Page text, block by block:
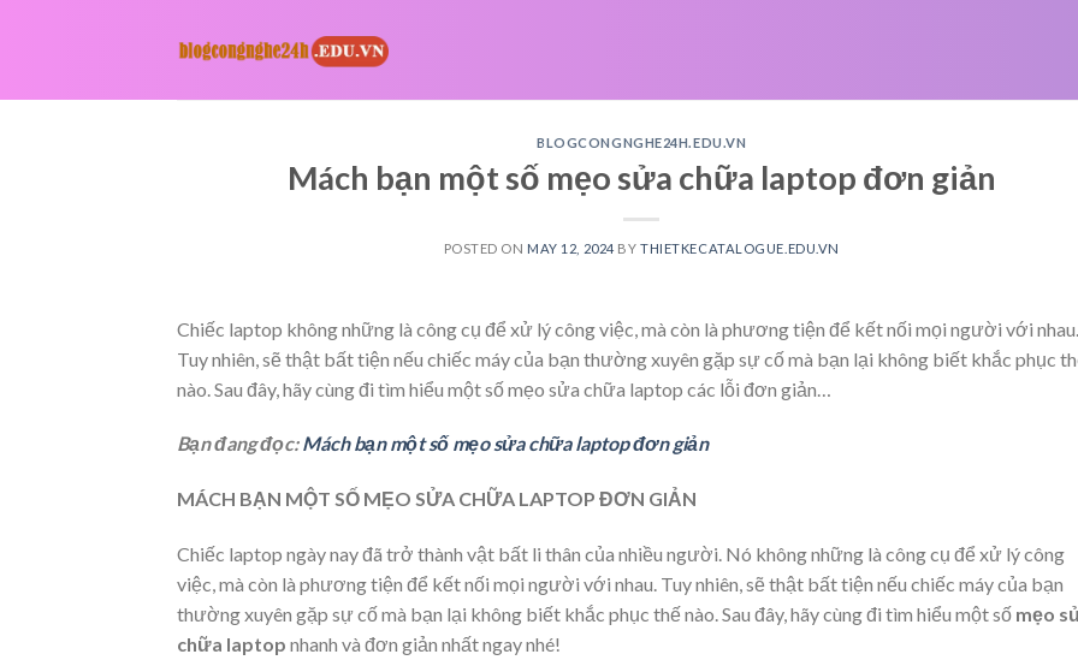
BLOGCONGNGHE24H.EDU.VN
Mách bạn một số mẹo sửa chữa laptop đơn giản
POSTED ON MAY 12, 2024 BYTHIETKECATALOGUE.EDU.VN
Chiếc laptop không những là công cụ để xử lý công việc, mà còn là phương tiện để kết nối mọi người với nhau.
Tuy nhiên, sẽ thật bất tiện nếu chiếc máy của bạn thường xuyên gặp sự cố mà bạn lại không biết khắc phục
nào. Sau đây, hãy cùng đi tìm hiểu một số mẹo sửa chữa laptop các lỗi đơn giản…
Bạn đang đọc:Mách bạn một số mẹo sửa chữa laptop đơn giản
MÁCH BẠN MỘT SỐ MẸO SỬA CHỮA LAPTOP ĐƠN GIẢN
Chiếc laptop ngày nay đã trở thành vật bất li thân của nhiều người. Nó không những là công cụ để xử lý công
việc, mà còn là phương tiện để kết nối mọi người với nhau. Tuy nhiên, sẽ thật bất tiện nếu chiếc máy của bạn
thường xuyên gặp sự cố mà bạn lại không biết khắc phục thế nào. Sau đây, hãy cùng đi tìm hiểu một số mẹo
chữa laptop nhanh và đơn giản nhất ngay nhé!